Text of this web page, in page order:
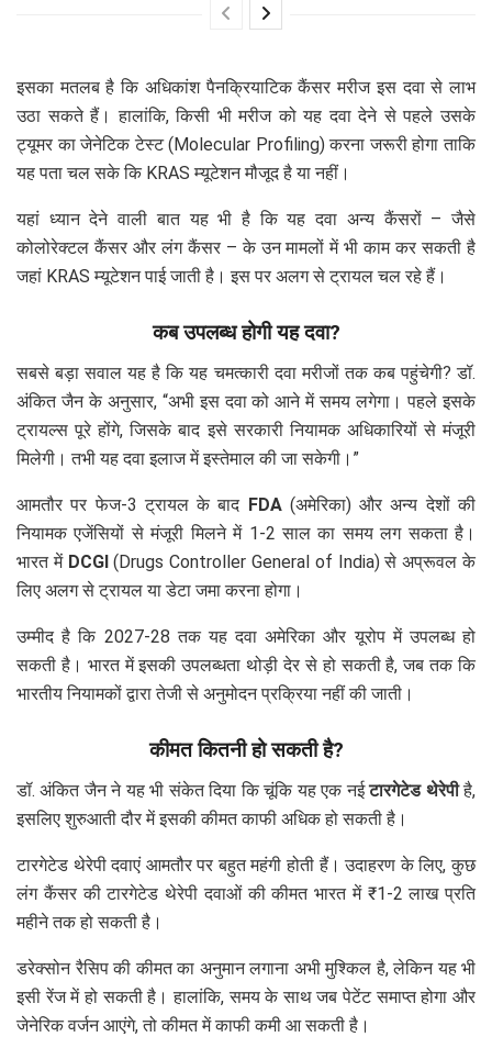
इसका मतलब है कि अधिकांश पैनक्रियाटिक कैंसर मरीज इस दवा से लाभ
उठा सकते हैं। हालांकि, किसी भी मरीज को यह दवा देने से पहले उसके
ट्यूमर का जेनेटिक टेस्ट (Molecular Profiling) करना जरूरी होगा ताकि
यह पता चल सके कि KRAS म्यूटेशन मौजूद है या नहीं।
यहां ध्यान देने वाली बात यह भी है कि यह दवा अन्य कैंसरों – जैसे
कोलोरेक्टल कैंसर और लंग कैंसर – के उन मामलों में भी काम कर सकती है
जहां KRAS म्यूटेशन पाई जाती है। इस पर अलग से ट्रायल चल रहे हैं।
कब उपलब्ध होगी यह दवा?
सबसे बड़ा सवाल यह है कि यह चमत्कारी दवा मरीजों तक कब पहुंचेगी? डॉ.
अंकित जैन के अनुसार, “अभी इस दवा को आने में समय लगेगा। पहले इसके
ट्रायल्स पूरे होंगे, जिसके बाद इसे सरकारी नियामक अधिकारियों से मंजूरी
मिलेगी। तभी यह दवा इलाज में इस्तेमाल की जा सकेगी।”
आमतौर पर फेज-3 ट्रायल के बाद FDA(अमेरिका) और अन्य देशों की
नियामक एजेंसियों से मंजूरी मिलने में 1-2 साल का समय लग सकता है।
भारत में DCGI (Drugs Controller General of India) से अप्रूवल के
लिए अलग से ट्रायल या डेटा जमा करना होगा।
उम्मीद है कि 2027-28 तक यह दवा अमेरिका और यूरोप में उपलब्ध हो
सकती है। भारत में इसकी उपलब्धता थोड़ी देर से हो सकती है, जब तक कि
भारतीय नियामकों द्वारा तेजी से अनुमोदन प्रक्रिया नहीं की जाती।
कीमत कितनी हो सकती है?
डॉ. अंकित जैन ने यह भी संकेत दिया कि चूंकि यह एक नईटारगेटेड थेरेपीहै,
इसलिए शुरुआती दौर में इसकी कीमत काफी अधिक हो सकती है।
टारगेटेड थेरेपी दवाएं आमतौर पर बहुत महंगी होती हैं। उदाहरण के लिए, कुछ
लंग कैंसर की टारगेटेड थेरेपी दवाओं की कीमत भारत में ₹1-2 लाख प्रति
महीने तक हो सकती है।
डरेक्सोन रैसिप की कीमत का अनुमान लगाना अभी मुश्किल है, लेकिन यह भी
इसी रेंज में हो सकती है। हालांकि, समय के साथ जब पेटेंट समाप्त होगा और
जेनेरिक वर्जन आएंगे, तो कीमत में काफी कमी आ सकती है।